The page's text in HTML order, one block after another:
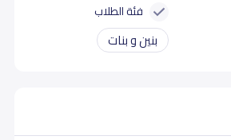
فئة الطلاب
بنين و بنات